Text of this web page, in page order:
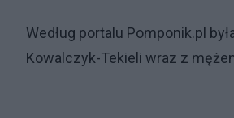
Według portalu Pomponik.pl
Kowalczyk-Tekieli wraz z